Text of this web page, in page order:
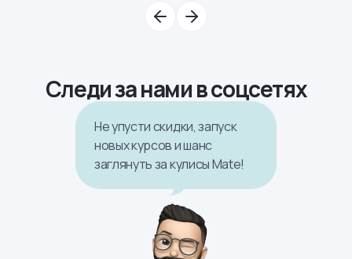
Следи за нами в соцсетях
Не упусти скидки, запуск
новых курсов и шанс
заглянуть за кулисы Mate!